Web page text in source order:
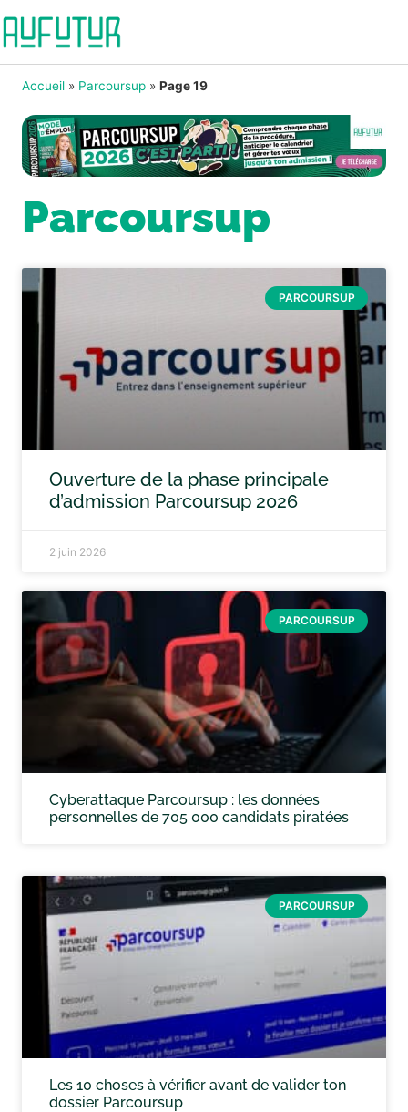
Accueil » Parcoursup » Page 19
Parcoursup
PARCOURSUP
Ouverture de la phase principale
d’admission Parcoursup 2026
2 juin 2026
PARCOURSUP
Cyberattaque Parcoursup : les données
personnelles de 705 000 candidats piratées
PARCOURSUP
Les 10 choses à vérifier avant de valider ton
dossier Parcoursup